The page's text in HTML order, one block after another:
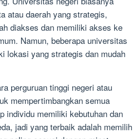
atau daerah yang strategis,
diakses dan memiliki akses ke
Namun, beberapa universitas
lokasi yang strategis dan mudah
perguruan tinggi negeri atau
mempertimbangkan semua
individu memiliki kebutuhan dan
jadi yang terbaik adalah memilih